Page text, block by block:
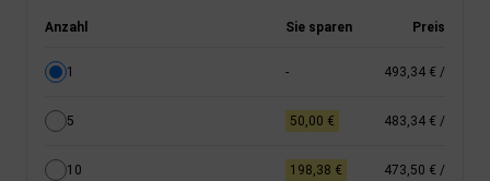
Anzahl Sie sparen Preis
1 - 493,34 € /
5 50,00 € 483,34 € /
10 198,38 € 473,50 € /